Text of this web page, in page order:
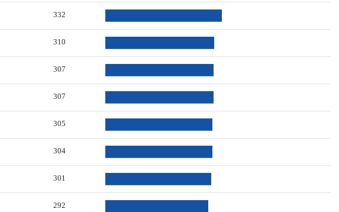
332
310
307
307
305
304
301
292